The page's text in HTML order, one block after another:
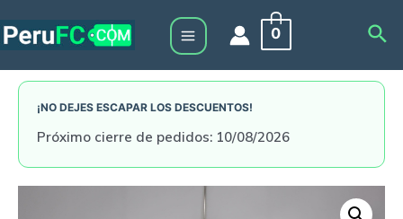
to
Main
Menu
0
¡NO DEJES ESCAPAR LOS DESCUENTOS!
Próximo cierre de pedidos: 10/08/2026